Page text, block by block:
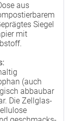
aus
Siegel
mit
(auch
abbaubar
Die Zellglas-